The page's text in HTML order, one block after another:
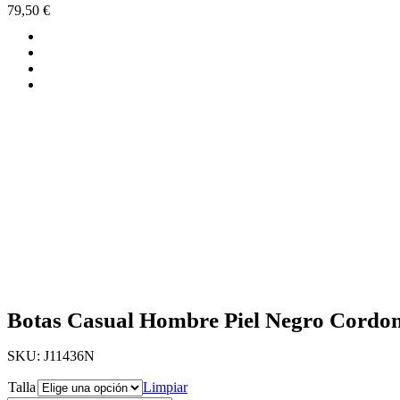
79,50 €
Botas Casual Hombre Piel Negro
SKU: J11436N
Talla Limpiar